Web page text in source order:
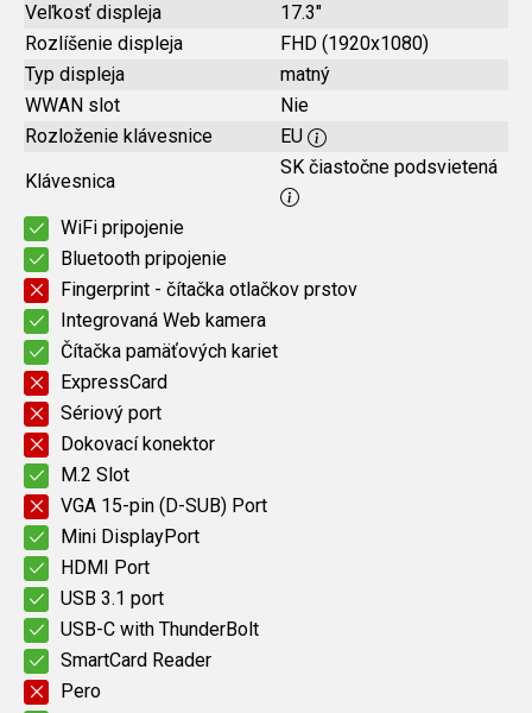
Veľkosť displeja
17.3"
Rozlíšenie displeja
FHD (1920x1080)
Typ displeja
matný
WWAN slot
Nie
Rozloženie klávesnice
EU
Klávesnica
SK čiastočne podsvietená
WiFi pripojenie
Bluetooth pripojenie
Fingerprint - čítačka otlačkov prstov
Integrovaná Web kamera
Čítačka pamäťových kariet
ExpressCard
Sériový port
Dokovací konektor
M.2 Slot
VGA 15-pin (D-SUB) Port
Mini DisplayPort
HDMI Port
USB 3.1 port
USB-C with ThunderBolt
SmartCard Reader
Pero